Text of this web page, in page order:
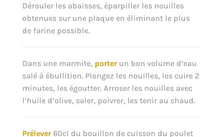
Dérouler les abaisses, éparpiller les nouilles
obtenues sur une plaque en éliminant le plus
de farine possible.
Dans une marmite, porterun bon volume d’eau
salé à ébullition. Plongez les nouilles, les cuire 2
minutes, les égoutter. Arroser les nouilles avec
l’huile d’olive, saler, poivrer, les tenir au chaud.
Prélever60cl du bouillon de cuisson du poulet